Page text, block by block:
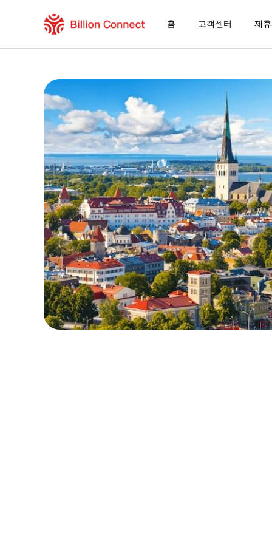
홈 고객센터 제
현재 목적지가 포함된 지역 요금제
eSIM을 즐기는 방법
Cambodia에서 Billion Connect eSIM을 사
Billion Connect 글로벌 [84개국/지역] FAQ
목적지 및 데이터 요금제 선택
eSIM 설치하기
데이터 요금제 즐기기
안정적인 인터넷 연결
로밍 비용 절감
24/7 고객 서비스
쉬운 설치 방법
국내 전화번호 그대로 유지
로컬 및 지역 요금제